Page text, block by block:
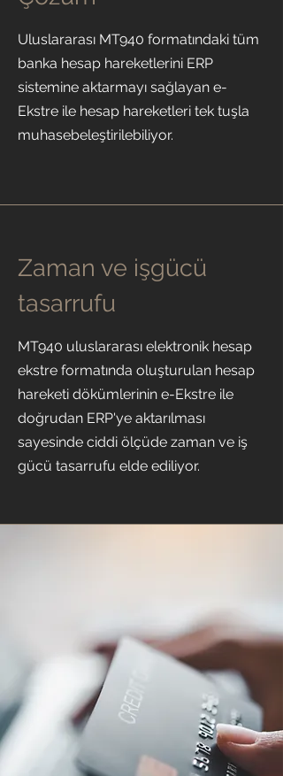
Uluslararası MT940 formatındaki tüm
banka hesap hareketlerini ERP
sistemine aktarmayı sağlayan e-
Ekstre ile hesap hareketleri tek tuşla
muhasebeleştirilebiliyor.
Zaman ve işgücü
tasarrufu
MT940 uluslararası elektronik hesap
ekstre formatında oluşturulan hesap
hareketi dökümlerinin e-Ekstre ile
doğrudan ERP'ye aktarılması
sayesinde ciddi ölçüde zaman ve iş
gücü tasarrufu elde ediliyor.